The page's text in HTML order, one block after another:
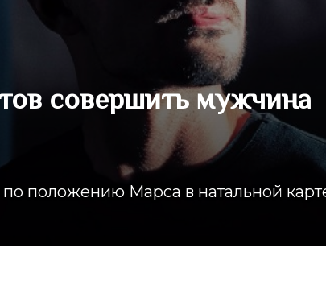
совершить мужчина
положению Марса в натальной